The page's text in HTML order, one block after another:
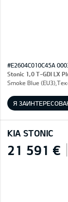
#E2604C010C45A
Stonic 1,0 T-GDI LX
Smoke Blue
Я
KIA STONIC
21 591 €